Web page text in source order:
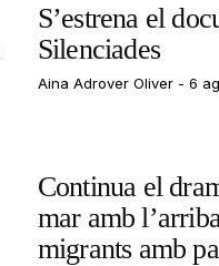
S’estrena el
Silenciades
Aina Adrover Oliver 6
Continua el
mar amb
migrants amb